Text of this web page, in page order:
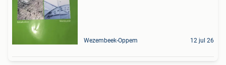
Wezembeek-Oppem 12 jul 26